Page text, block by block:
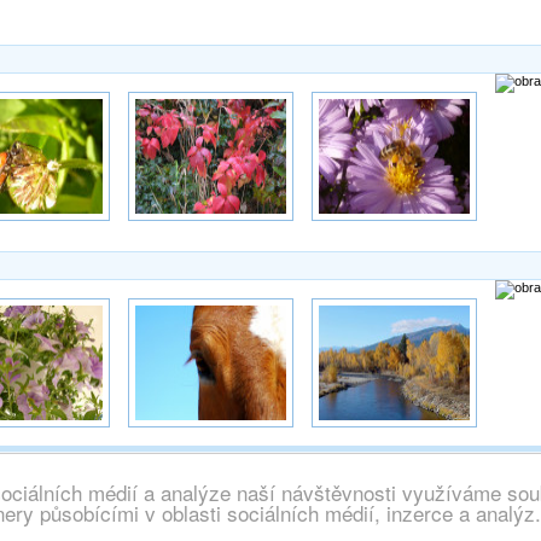
médií a analýze naší návštěvnosti využíváme
působícími v oblasti sociálních médií, inzerce a analýz.
práva vyhrazena, info@wallpaper.cz